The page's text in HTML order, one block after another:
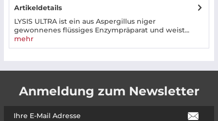
Artikeldetails
LYSIS ULTRA ist ein aus Aspergillus niger
gewonnenes flüssiges Enzympräparat und weist...
mehr
Anmeldung zum Newsletter